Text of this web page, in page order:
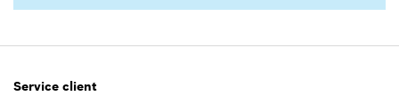
Veuillez choisir
Service client